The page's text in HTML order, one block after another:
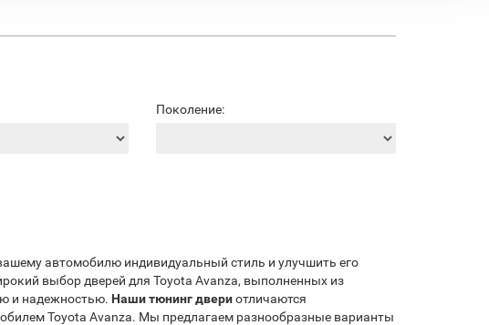
Поколение:
автомобилю индивидуальный стиль и улучшить его
выбор дверей для Toyota Avanza, выполненных из
и надежностью. Наши тюнинг двериотличаются
Toyota Avanza. Мы предлагаем разнообразные варианты